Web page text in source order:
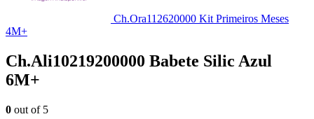
Ch.Ora112620000 Kit Primeiros Meses
4M+
Ch.Ali10219200000 Babete Silic Azul
6M+
0 out of 5